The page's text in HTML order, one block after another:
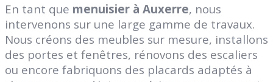
En tant que menuisier à Auxerre, nous
intervenons sur une large gamme de travaux.
Nous créons des meubles sur mesure, installons
des portes et fenêtres, rénovons des escaliers
ou encore fabriquons des placards adaptés à